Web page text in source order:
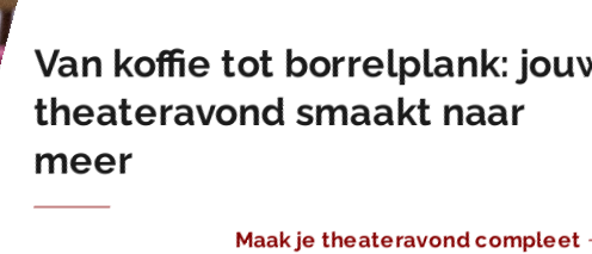
Van koffie tot borrelplank:
theateravond smaakt naar
meer
Maak je theateravond compleet